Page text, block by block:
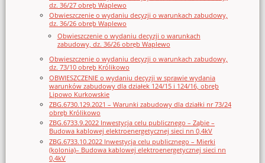
dz. 36/27 obręb Waplewo
Obwieszczenie o wydaniu decyzji o warunkach zabudowy,
dz. 36/26 obręb Waplewo
Obwieszczenie o wydaniu decyzji o warunkach
zabudowy, dz. 36/26 obręb Waplewo
Obwieszczenie o wydaniu decyzji o warunkach zabudowy,
dz. 73/10 obręb Królikowo
OBWIESZCZENIE o wydaniu decyzji w sprawie wydania
warunków zabudowy dla działek 124/15 i 124/16, obręb
Lipowo Kurkowskie
ZBG.6730.129.2021 – Warunki zabudowy dla działki nr 73/24
obręb Królikowo
ZBG.6733.9.2022 Inwestycja celu publicznego – Ząbie –
Budowa kablowej elektroenergetycznej sieci nn 0,4kV
ZBG.6733.10.2022 Inwestycja celu publicznego – Mierki
(kolonia)– Budowa kablowej elektroenergetycznej sieci nn
0,4kV